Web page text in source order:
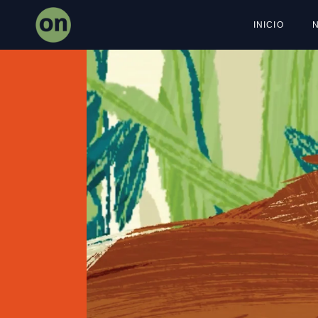
INICIO